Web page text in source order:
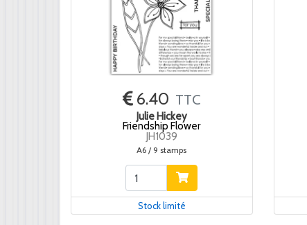
6.40 TTC
Julie Hickey
Friendship Flower
JH1039
A6 / 9 stamps
Stock limité